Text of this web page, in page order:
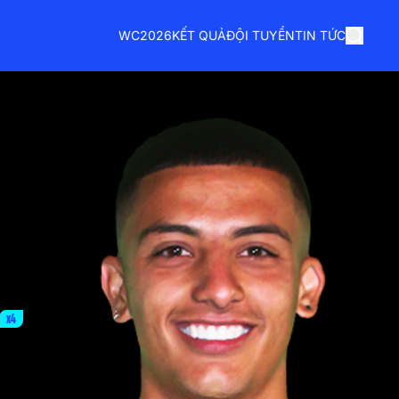
WC2026KẾT QUẢĐỘI TUYỂNTIN TỨC
x4